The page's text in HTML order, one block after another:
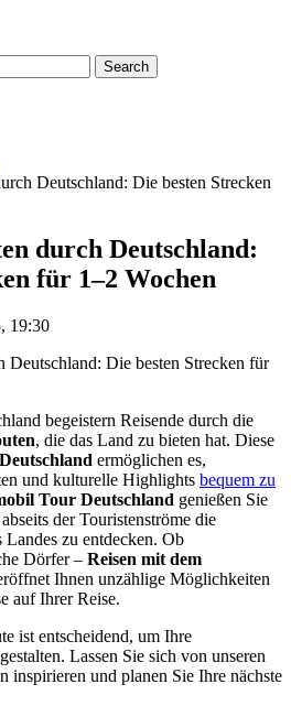
Search
Deutschland: Die besten Strecken
durch Deutschland:
für 1–2 Wochen
19:30
begeistern Reisende durch die
, die das Land zu bieten hat. Diese
ermöglichen es,
und kulturelle Highlights bequem zu
Tour Deutschland genießen Sie
der Touristenströme die
Landes zu entdecken. Ob
Dörfer – Reisen mit dem
Ihnen unzählige Möglichkeiten
auf Ihrer Reise.
ist entscheidend, um Ihre
Lassen Sie sich von unseren
inspirieren und planen Sie Ihre nächste